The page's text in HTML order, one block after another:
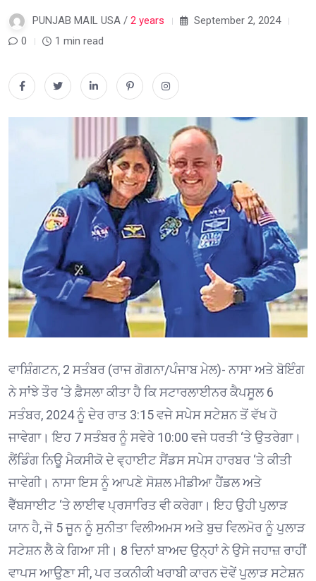
PUNJAB MAIL USA / 2 years
September 2, 2024
0
1 min read
ਵਾਸ਼ਿੰਗਟਨ, 2 ਸਤੰਬਰ (ਰਾਜ ਗੋਗਨਾ/ਪੰਜਾਬ ਮੇਲ)- ਨਾਸਾ ਅਤੇ ਬੋਇੰਗ
ਨੇ ਸਾਂਝੇ ਤੌਰ ‘ਤੇ ਫ਼ੈਸਲਾ ਕੀਤਾ ਹੈ ਕਿ ਸਟਾਰਲਾਈਨਰ ਕੈਪਸੂਲ 6
ਸਤੰਬਰ, 2024 ਨੂੰ ਦੇਰ ਰਾਤ 3:15 ਵਜੇ ਸਪੇਸ ਸਟੇਸ਼ਨ ਤੋਂ ਵੱਖ ਹੋ
ਜਾਵੇਗਾ। ਇਹ 7 ਸਤੰਬਰ ਨੂੰ ਸਵੇਰੇ 10:00 ਵਜੇ ਧਰਤੀ ‘ਤੇ ਉਤਰੇਗਾ।
ਲੈਂਡਿੰਗ ਨਿਊ ਮੈਕਸੀਕੋ ਦੇ ਵ੍ਹਾਈਟ ਸੈਂਡਸ ਸਪੇਸ ਹਾਰਬਰ ‘ਤੇ ਕੀਤੀ
ਜਾਵੇਗੀ। ਨਾਸਾ ਇਸ ਨੂੰ ਆਪਣੇ ਸੋਸ਼ਲ ਮੀਡੀਆ ਹੈਂਡਲ ਅਤੇ
ਵੈੱਬਸਾਈਟ ‘ਤੇ ਲਾਈਵ ਪ੍ਰਸਾਰਿਤ ਵੀ ਕਰੇਗਾ। ਇਹ ਉਹੀ ਪੁਲਾੜ
ਯਾਨ ਹੈ, ਜੋ 5 ਜੂਨ ਨੂੰ ਸੁਨੀਤਾ ਵਿਲੀਅਮਸ ਅਤੇ ਬੁਚ ਵਿਲਮੋਰ ਨੂੰ ਪੁਲਾੜ
ਸਟੇਸ਼ਨ ਲੈ ਕੇ ਗਿਆ ਸੀ। 8 ਦਿਨਾਂ ਬਾਅਦ ਉਨ੍ਹਾਂ ਨੇ ਉਸੇ ਜਹਾਜ਼ ਰਾਹੀਂ
ਵਾਪਸ ਆਉਣਾ ਸੀ, ਪਰ ਤਕਨੀਕੀ ਖਰਾਬੀ ਕਾਰਨ ਦੋਵੇਂ ਪੁਲਾੜ ਸਟੇਸ਼ਨ